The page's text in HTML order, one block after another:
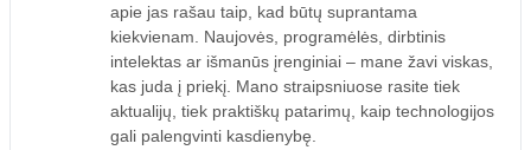
apie jas rašau taip, kad būtų suprantama
kiekvienam. Naujovės, programėlės, dirbtinis
intelektas ar išmanūs įrenginiai – mane žavi viskas,
kas juda į priekį. Mano straipsniuose rasite tiek
aktualijų, tiek praktiškų patarimų, kaip technologijos
gali palengvinti kasdienybę.